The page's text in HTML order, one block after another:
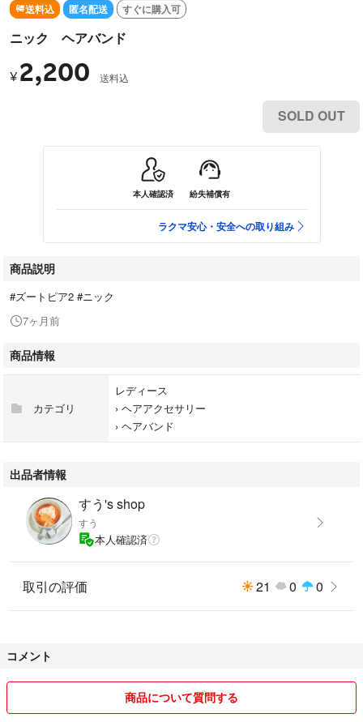
送料込 匿名配送 すぐに購入可
ニック ヘアバンド
¥ 2,200 送料込
SOLD OUT
本人確認済 紛失補償有
ラクマ安心・安全への取り組み
商品説明
#ズートピア2 #ニック
7ヶ月前
商品情報
カテゴリ
レディース
› ヘアアクセサリー
› ヘアバンド
出品者情報
すう's shop
すう
本人確認済
取引の評価 21 0 0
コメント
商品について質問する